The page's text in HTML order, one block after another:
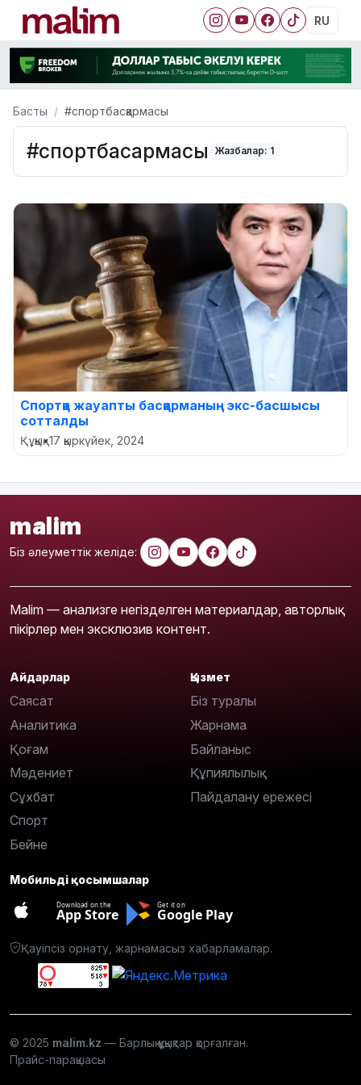
RU
Басты #спортбасқармасы
#спортбасқармасы Жазбалар: 1
Спортқа жауапты басқарманың экс-басшысы
сотталды
Құқық•17 қыркүйек, 2024
malim
Біз әлеуметтік желіде:
Malim — анализге негізделген материалдар, авторлық
пікірлер мен эксклюзив контент.
Айдарлар
Саясат
Аналитика
Қоғам
Мәдениет
Сұхбат
Спорт
Бейне
Қызмет
Біз туралы
Жарнама
Байланыс
Құпиялылық
Пайдалану ережесі
Мобильді қосымшалар
Download on the
App Store
Get it on
Google Play
Қауіпсіз орнату, жарнамасыз хабарламалар.
© 2025 malim.kz — Барлық құқықтар қорғалған.
Прайс-парақшасы